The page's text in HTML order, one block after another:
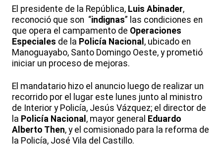
El presidente de la República, Luis Abinader,
reconoció que son “indignas” las condiciones en
que opera el campamento de Operaciones
Especiales de la Policía Nacional , ubicado en
Manoguayabo, Santo Domingo Oeste, y prometió
iniciar un proceso de mejoras.
El mandatario hizo el anuncio luego de realizar un
recorrido por el lugar este lunes junto al ministro
de Interior y Policía, Jesús Vázquez; el director de
la Policía Nacional , mayor general Eduardo
Alberto Then, y el comisionado para la reforma de
la Policía, José Vila del Castillo.